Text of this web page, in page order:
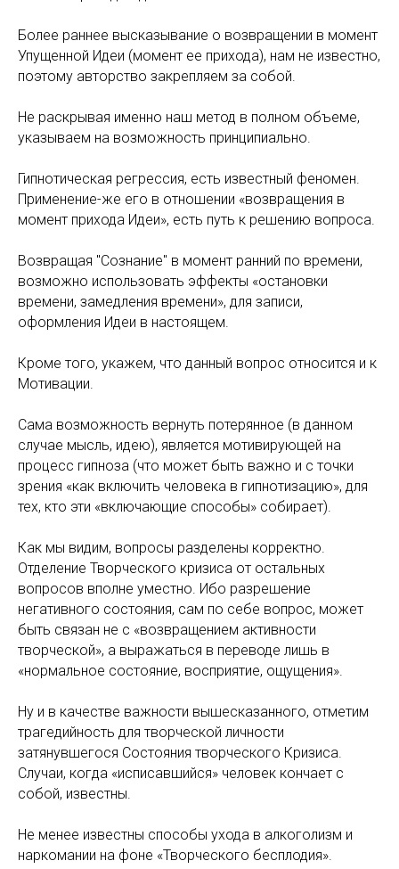
Более раннее высказывание о возвращении в момент
Упущенной Идеи (момент ее прихода), нам не известно,
поэтому авторство закрепляем за собой.
Не раскрывая именно наш метод в полном объеме,
указываем на возможность принципиально.
Гипнотическая регрессия, есть известный феномен.
Применение-же его в отношении «возвращения в
момент прихода Идеи», есть путь к решению вопроса.
Возвращая "Сознание" в момент ранний по времени,
возможно использовать эффекты «остановки
времени, замедления времени», для записи,
оформления Идеи в настоящем.
Кроме того, укажем, что данный вопрос относится и к
Мотивации.
Сама возможность вернуть потерянное (в данном
случае мысль, идею), является мотивирующей на
процесс гипноза (что может быть важно и с точки
зрения «как включить человека в гипнотизацию», для
тех, кто эти «включающие способы» собирает).
Как мы видим, вопросы разделены корректно.
Отделение Творческого кризиса от остальных
вопросов вполне уместно. Ибо разрешение
негативного состояния, сам по себе вопрос, может
быть связан не с «возвращением активности
творческой», а выражаться в переводе лишь в
«нормальное состояние, восприятие, ощущения».
Ну и в качестве важности вышесказанного, отметим
трагедийность для творческой личности
затянувшегося Состояния творческого Кризиса.
Случаи, когда «исписавшийся» человек кончает с
собой, известны.
Не менее известны способы ухода в алкоголизм и
наркомании на фоне «Творческого бесплодия».